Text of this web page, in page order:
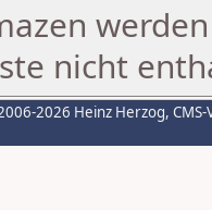
nicht
2026 Heinz Herzog,